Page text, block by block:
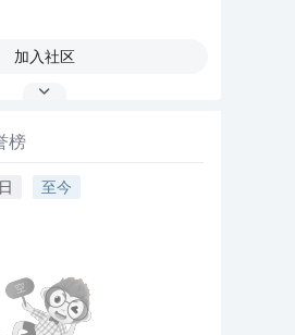
加入社区
榜
至今